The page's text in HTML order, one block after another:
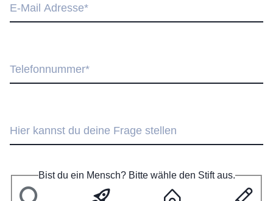
Bist du ein Mensch? Bitte wähle den Stift aus.
S